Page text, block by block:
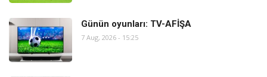
Günün oyunları: TV-AFİŞA
7 Aug, 2026 - 15:25